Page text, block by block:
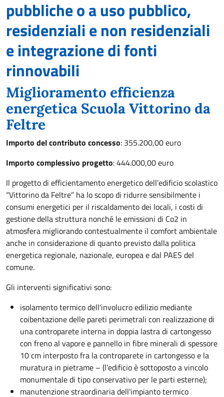
pubbliche o a uso pubblico,
residenziali e non residenziali
e integrazione di fonti
rinnovabili
Miglioramento efficienza
energetica Scuola Vittorino da
Feltre
Importo del contributo concesso: 355.200,00 euro
Importo complessivo progetto: 444.000,00 euro
Il progetto di efficientamento energetico dell’edificio scolastico
“Vittorino da Feltre” ha lo scopo di ridurre sensibilmente i
consumi energetici per il riscaldamento dei locali, i costi di
gestione della struttura nonché le emissioni di Co2 in
atmosfera migliorando contestualmente il comfort ambientale
anche in considerazione di quanto previsto dalla politica
energetica regionale, nazionale, europea e dal PAES del
comune.
Gli interventi significativi sono:
isolamento termico dell'involucro edilizio mediante
coibentazione delle pareti perimetrali con realizzazione di
una controparete interna in doppia lastra di cartongesso
con freno al vapore e pannello in fibre minerali di spessore
10 cm interposto fra la controparete in cartongesso e la
muratura in pietrame – (l’edificio è sottoposto a vincolo
monumentale di tipo conservativo per le parti esterne);
manutenzione straordinaria dell'impianto termico